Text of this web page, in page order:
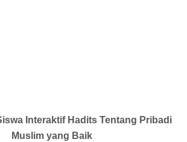
Interaktif Hadits Tentang Pribadi
Muslim yang Baik